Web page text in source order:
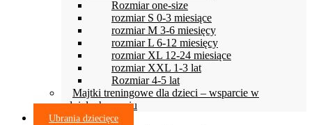
Rozmiar one-size
rozmiar S 0-3 miesiące
rozmiar M 3-6 miesięcy
rozmiar L 6-12 miesięcy
rozmiar XL 12-24 miesiące
rozmiar XXL 1-3 lat
Rozmiar 4-5 lat
Majtki treningowe dla dzieci – wsparcie w
odpieluchowaniu
Ubrania dziecięce